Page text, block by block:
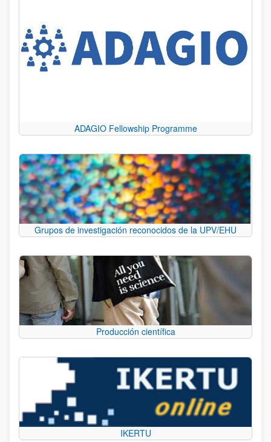
ADAGIO Fellowship Programme
Grupos de investigación reconocidos de la UPV/EHU
Producción científica
IKERTU